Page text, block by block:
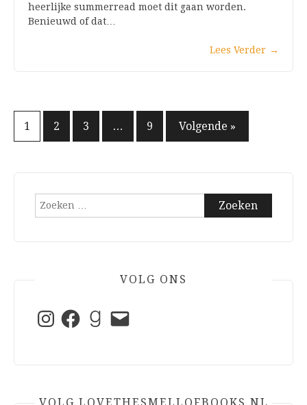
heerlijke summerread moet dit gaan worden.
Benieuwd of dat…
Lees Verder →
Berichten
1 2 3 … 9 Volgende »
Zoeken
VOLG ONS
InstagramFacebookGoodreads
E-
mail